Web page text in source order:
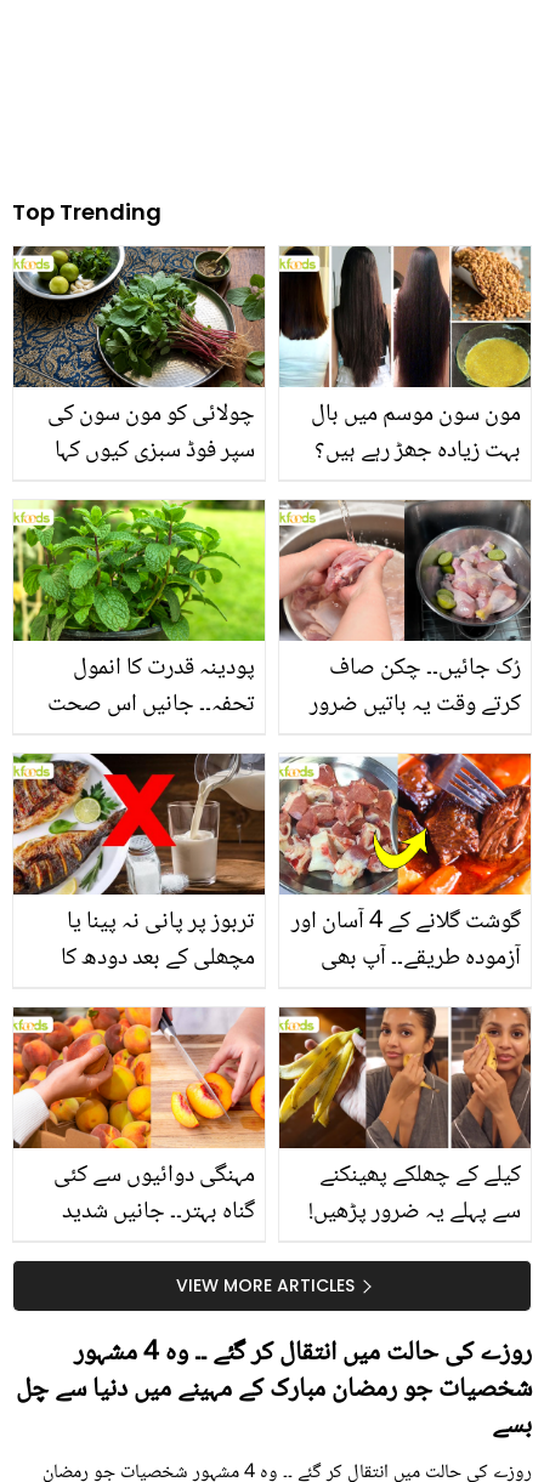
Top Trending
چولائی کو مون سون کی
سپر فوڈ سبزی کیوں کہا
منرلز اور اینٹی آکسیڈنٹس
سے بھرپور اس سبزی کے
فائدے
مون سون موسم میں بال
بہت زیادہ جھڑ رہے ہیں؟
بنانے کے چند قدرتی طریقے
پودینہ قدرت کا انمول
تحفہ۔۔ جانیں اس صحت
انگیز طبی فوائد
رُک جائیں۔۔ چکن صاف
کرتے وقت یہ باتیں ضرور
تربوز پر پانی نہ پینا یا
مچھلی کے بعد دودھ کا
سے متعلق غلط فہمیوں کی
حقیقت کیا ہے اور افواہ
کیا؟
گوشت گلانے کے 4 آسان اور
آزمودہ طریقے۔۔ آپ بھی
بتائے راز
مہنگی دوائیوں سے کئی
گناہ بہتر۔۔ جانیں شدید
کیوں کھانا چاہیے؟
کیلے کے چھلکے پھینکنے
سے پہلے یہ ضرور پڑھیں!
سستا اور قدرتی حلVIEW MORE ARTICLES
روزے کی حالت میں انتقال کر گئے ۔۔ وہ 4 مشہور
شخصیات جو رمضان مبارک کے مہینے میں دنیا سے چل
بسے
روزے کی حالت میں انتقال کر گئے ۔۔ وہ 4 مشہور شخصیات جو رمضان